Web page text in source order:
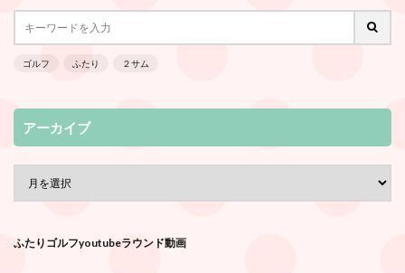
ゴルフ ふたり ２サム
アーカイブ
ふたりゴルフyoutubeラウンド動画